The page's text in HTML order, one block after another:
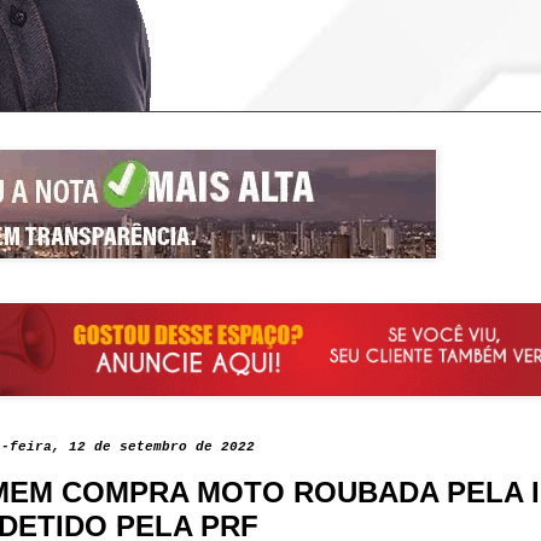
feira, 12 de setembro de 2022
COMPRA MOTO ROUBADA PELA
PELA PRF